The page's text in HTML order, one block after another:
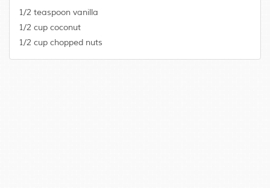
1/2 teaspoon vanilla
1/2 cup coconut
1/2 cup chopped nuts